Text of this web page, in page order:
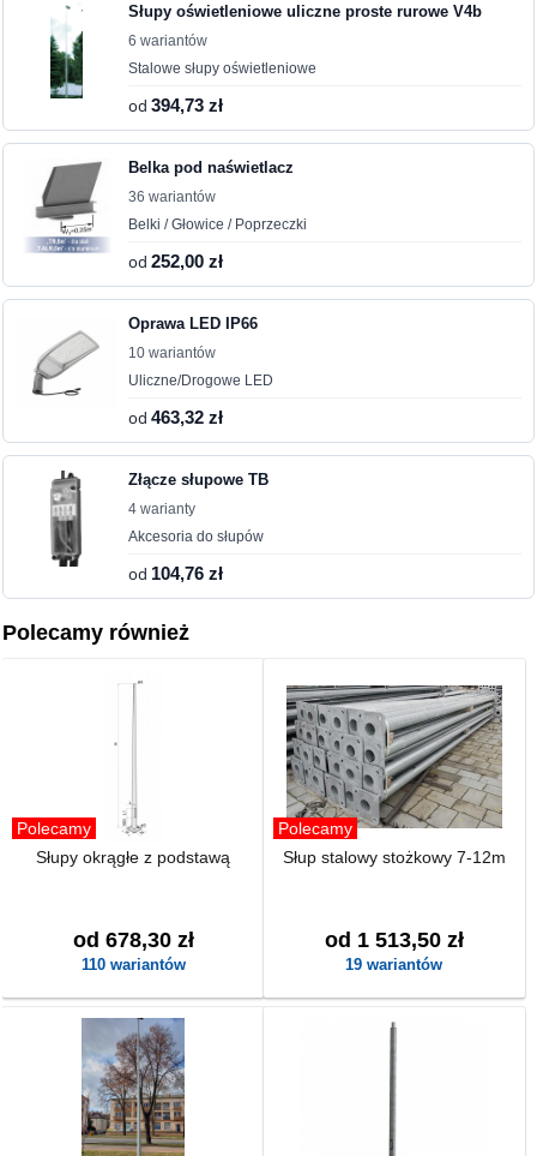
Słupy oświetleniowe uliczne proste rurowe V4b
6 wariantów
Stalowe słupy oświetleniowe
od394,73 zł
Belka pod naświetlacz
36 wariantów
Belki / Głowice / Poprzeczki
od252,00 zł
Oprawa LED IP66
10 wariantów
Uliczne/Drogowe LED
od463,32 zł
Złącze słupowe TB
4 warianty
Akcesoria do słupów
od 104,76 zł
Polecamy również
Polecamy
Słupy okrągłe z podstawą
od 678,30 zł
110 wariantów
Polecamy
Słup stalowy stożkowy 7-12m
od 1 513,50 zł
19 wariantów